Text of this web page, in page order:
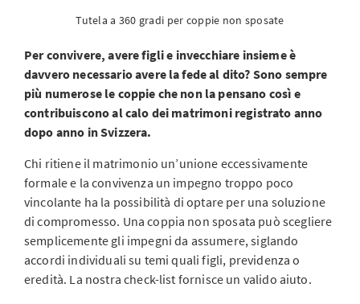
Tutela a 360 gradi per coppie non sposate
Per convivere, avere figli e invecchiare insieme è
davvero necessario avere la fede al dito? Sono sempre
più numerose le coppie che non la pensano così e
contribuiscono al calo dei matrimoni registrato anno
dopo anno in Svizzera.
Chi ritiene il matrimonio un’unione eccessivamente
formale e la convivenza un impegno troppo poco
vincolante ha la possibilità di optare per una soluzione
di compromesso. Una coppia non sposata può scegliere
semplicemente gli impegni da assumere, siglando
accordi individuali su temi quali figli, previdenza o
eredità. La nostra check-list fornisce un valido aiuto.